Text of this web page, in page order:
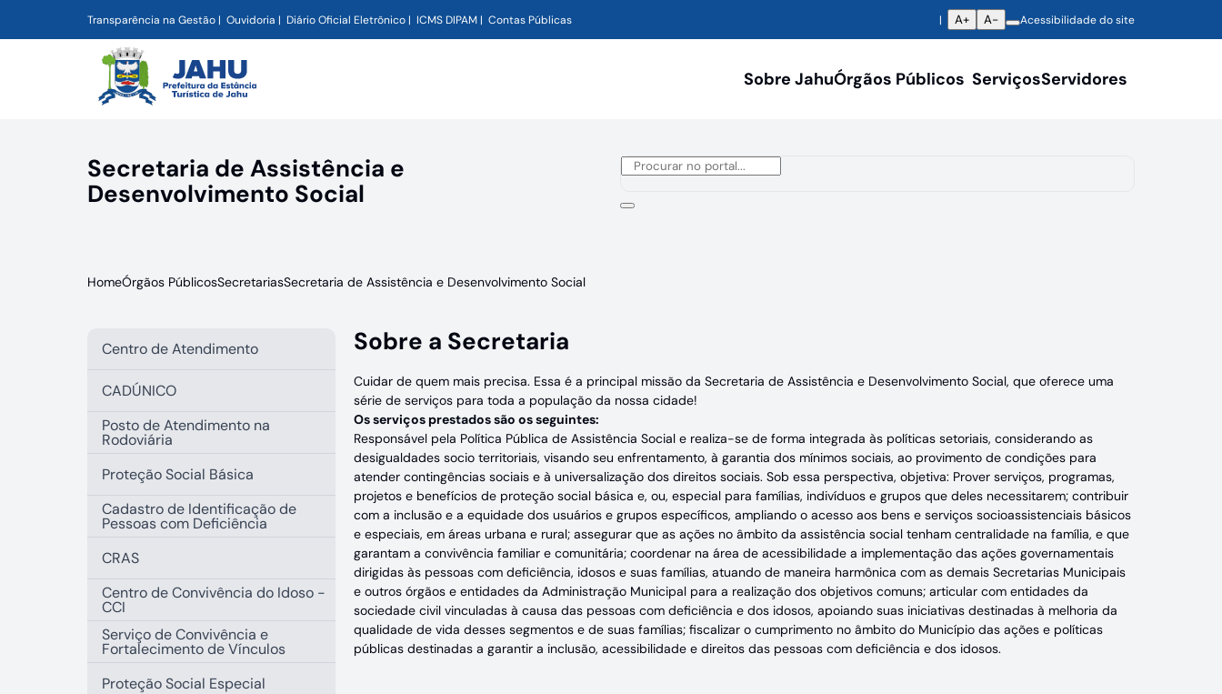
Transparência na Gestão Ouvidoria Diário Oficial Eletrônico ICMS DIPAM Contas Públicas A+ A- Acessibilidade do site
Sobre JahuÓrgãos Públicos ServiçosServidores
Secretaria de Assistência e
Desenvolvimento Social
HomeÓrgãos PúblicosSecretariasSecretaria de Assistência e Desenvolvimento Social
Centro de Atendimento
CADÚNICO
Posto de Atendimento na
Rodoviária
Proteção Social Básica
Cadastro de Identificação de
Pessoas com Deficiência
CRAS
Centro de Convivência do Idoso -
CCI
Serviço de Convivência e
Fortalecimento de Vínculos
Proteção Social Especial
Sobre a Secretaria
Cuidar de quem mais precisa. Essa é a principal missão da Secretaria de Assistência e Desenvolvimento Social, que oferece uma
série de serviços para toda a população da nossa cidade!
Os serviços prestados são os seguintes:
Responsável pela Política Pública de Assistência Social e realiza-se de forma integrada às políticas setoriais, considerando as
desigualdades socio territoriais, visando seu enfrentamento, à garantia dos mínimos sociais, ao provimento de condições para
atender contingências sociais e à universalização dos direitos sociais. Sob essa perspectiva, objetiva: Prover serviços, programas,
projetos e benefícios de proteção social básica e, ou, especial para famílias, indivíduos e grupos que deles necessitarem; contribuir
com a inclusão e a equidade dos usuários e grupos específicos, ampliando o acesso aos bens e serviços socioassistenciais básicos
e especiais, em áreas urbana e rural; assegurar que as ações no âmbito da assistência social tenham centralidade na família, e que
garantam a convivência familiar e comunitária; coordenar na área de acessibilidade a implementação das ações governamentais
dirigidas às pessoas com deficiência, idosos e suas famílias, atuando de maneira harmônica com as demais Secretarias Municipais
e outros órgãos e entidades da Administração Municipal para a realização dos objetivos comuns; articular com entidades da
sociedade civil vinculadas à causa das pessoas com deficiência e dos idosos, apoiando suas iniciativas destinadas à melhoria da
qualidade de vida desses segmentos e de suas famílias; fiscalizar o cumprimento no âmbito do Município das ações e políticas
públicas destinadas a garantir a inclusão, acessibilidade e direitos das pessoas com deficiência e dos idosos.